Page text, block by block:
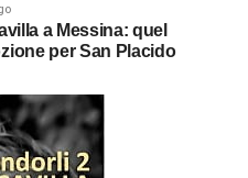
a Messina: quel
per San Placido